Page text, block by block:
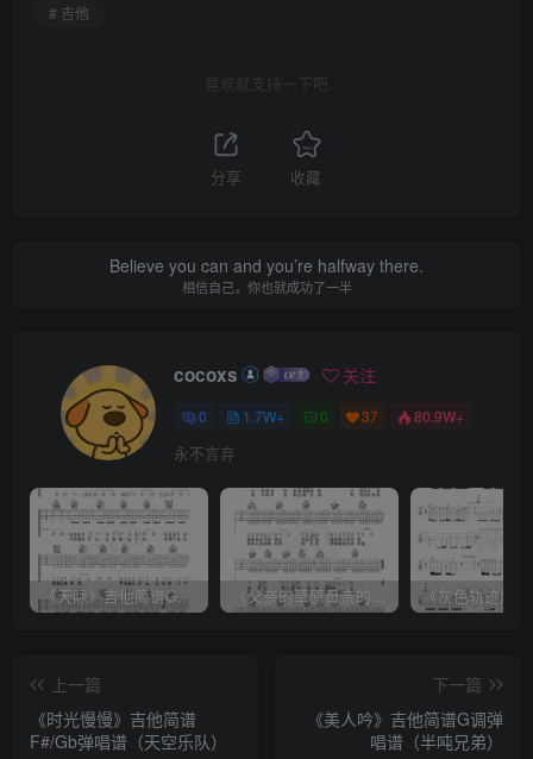
# 吉他
喜欢就支持一下吧
分享 收藏
Believe you can and you’re halfway there.
相信自己，你也就成功了一半
cocoxs 关注
0 1.7W+ 0 37 80.9W+
永不言弃
上一篇
《时光慢慢》吉他简谱
F#/Gb弹唱谱（天空乐队）
下一篇
《美人吟》吉他简谱G调弹
唱谱（半吨兄弟）